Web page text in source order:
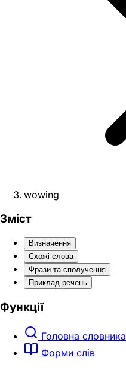
wowing
Зміст
Визначення
Схожі слова
Фрази та сполучення
Приклад речень
Функції
Головна словника
Форми слів